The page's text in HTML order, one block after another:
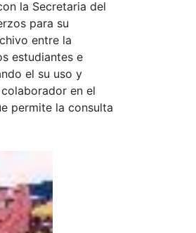
la Secretaria del
para su
entre la
estudiantes e
el su uso y
en el
permite la consulta